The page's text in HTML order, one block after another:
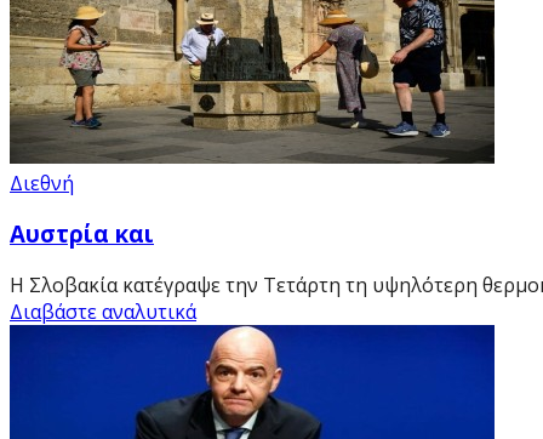
Διεθνή
Αυστρία και
Η Σλοβακία κατέγραψε την Τετάρτη τη υψηλότερη
Διαβάστε αναλυτικά